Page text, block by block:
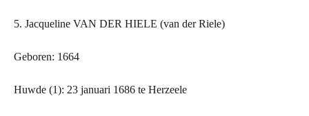
5. Jacqueline VAN DER HIELE (van der Riele)
Geboren: 1664
Huwde (1): 23 januari 1686 te Herzeele